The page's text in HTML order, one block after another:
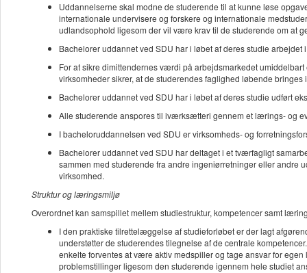
Uddannelserne skal modne de studerende til at kunne løse
internationale undervisere og forskere og internationale
udlandsophold ligesom der vil være krav til de studerende om at
Bachelorer uddannet ved SDU har i løbet af deres studie
For at sikre dimittendernes værdi på arbejdsmarkedet
virksomheder sikrer, at de studerendes faglighed løbende
Bachelorer uddannet ved SDU har i løbet af deres studie udført
Alle studerende anspores til iværksætteri gennem et lærings- og
I bacheloruddannelsen ved SDU er virksomheds- og
Bachelorer uddannet ved SDU har deltaget i et tværfagligt
sammen med studerende fra andre ingeniørretninger eller
virksomhed.
Struktur og læringsmiljø
Overordnet kan samspillet mellem studiestruktur, kompetencer samt
I den praktiske tilrettelæggelse af studieforløbet er der lagt
understøtter de studerendes tilegnelse af de centrale
enkelte forventes at være aktiv medspiller og tage ansvar for
problemstillinger ligesom den studerende igennem hele studiet